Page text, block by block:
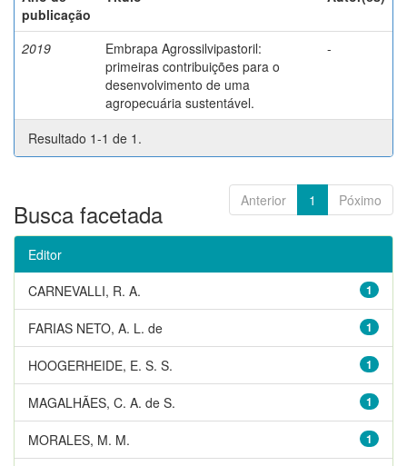
publicação
2019
Embrapa Agrossilvipastoril:
primeiras contribuições para o
desenvolvimento de uma
agropecuária sustentável.
-
Resultado 1-1 de 1.
Anterior 1 Póximo
Busca facetada
Editor
1
CARNEVALLI, R. A.
1
FARIAS NETO, A. L. de
1
HOOGERHEIDE, E. S. S.
1
MAGALHÃES, C. A. de S.
1
MORALES, M. M.